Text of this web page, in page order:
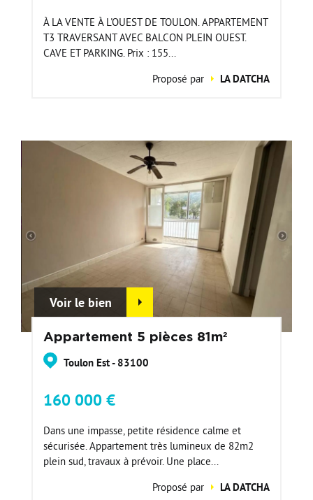
À LA VENTE À L'OUEST DE TOULON. APPARTEMENT
T3 TRAVERSANT AVEC BALCON PLEIN OUEST.
CAVE ET PARKING. Prix : 155...
Proposé par
LA DATCHA
Voir le bien
Appartement 5 pièces 81m²
Toulon Est - 83100
160 000 €
Dans une impasse, petite résidence calme et
sécurisée. Appartement très lumineux de 82m2
plein sud, travaux à prévoir. Une place...
Proposé par
LA DATCHA